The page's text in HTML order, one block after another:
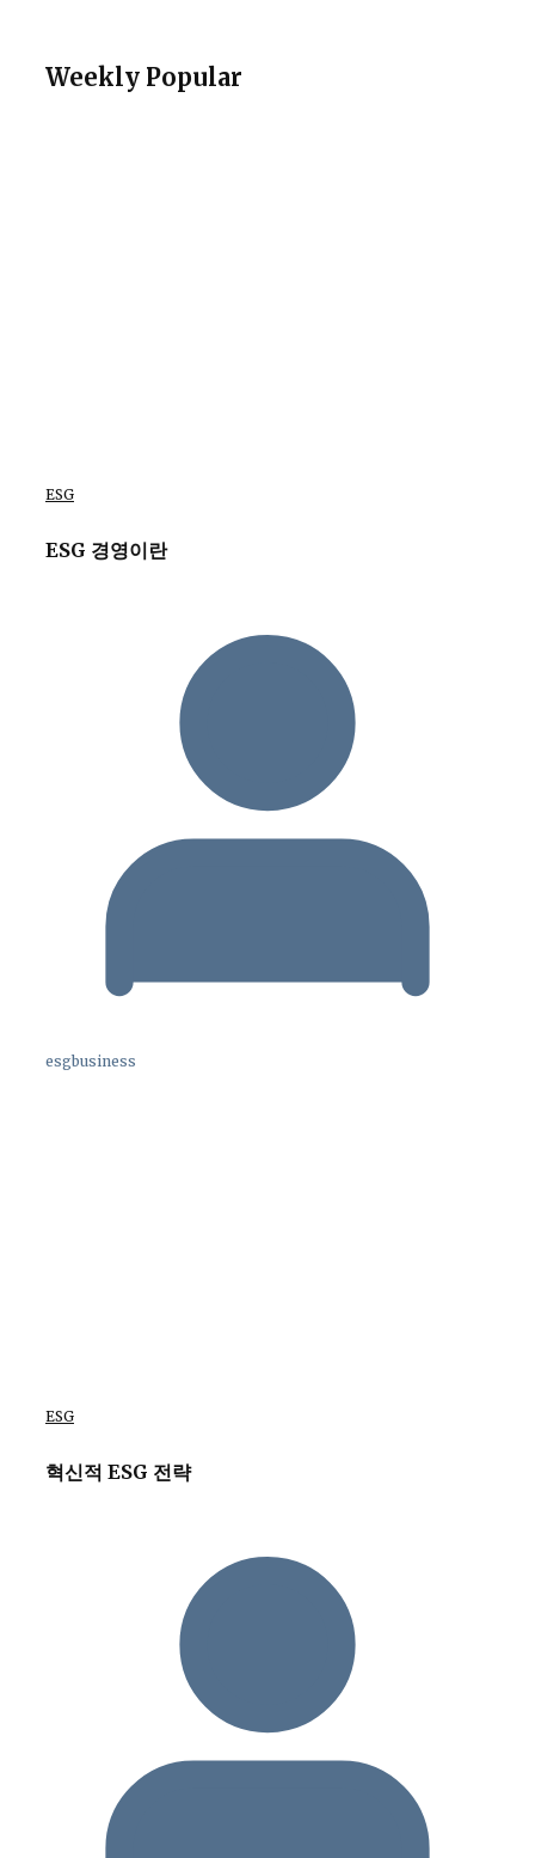
Weekly Popular
ESG
ESG 경영이란
esgbusiness
ESG
혁신적 ESG 전략